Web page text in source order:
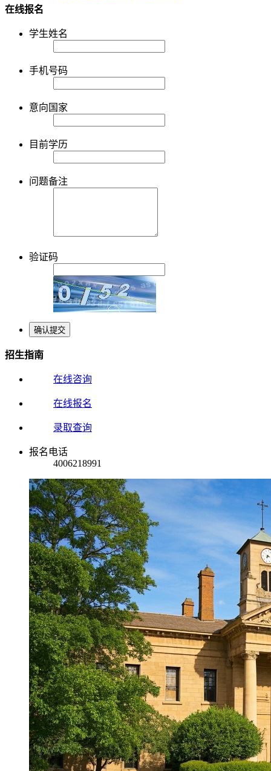
在线报名
学生姓名
手机号码
意向国家
目前学历
问题备注
验证码
招生指南
在线咨询
在线报名
录取查询
报名电话
4006218991